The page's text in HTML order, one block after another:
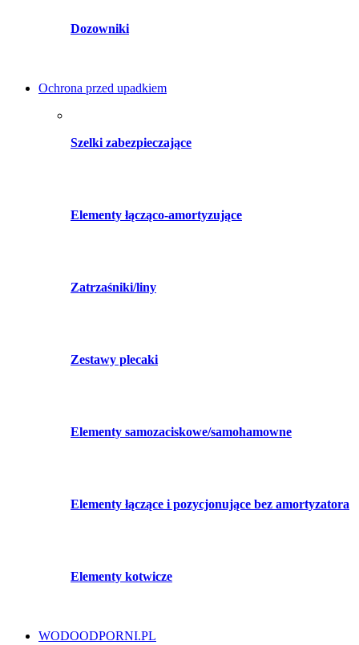
Dozowniki
Ochrona przed upadkiem
Szelki zabezpieczające
Elementy łącząco-amortyzujące
Zatrzaśniki/liny
Zestawy plecaki
Elementy samozaciskowe/samohamowne
Elementy łączące i pozycjonujące bez amortyzatora
Elementy kotwicze
WODOODPORNI.PL